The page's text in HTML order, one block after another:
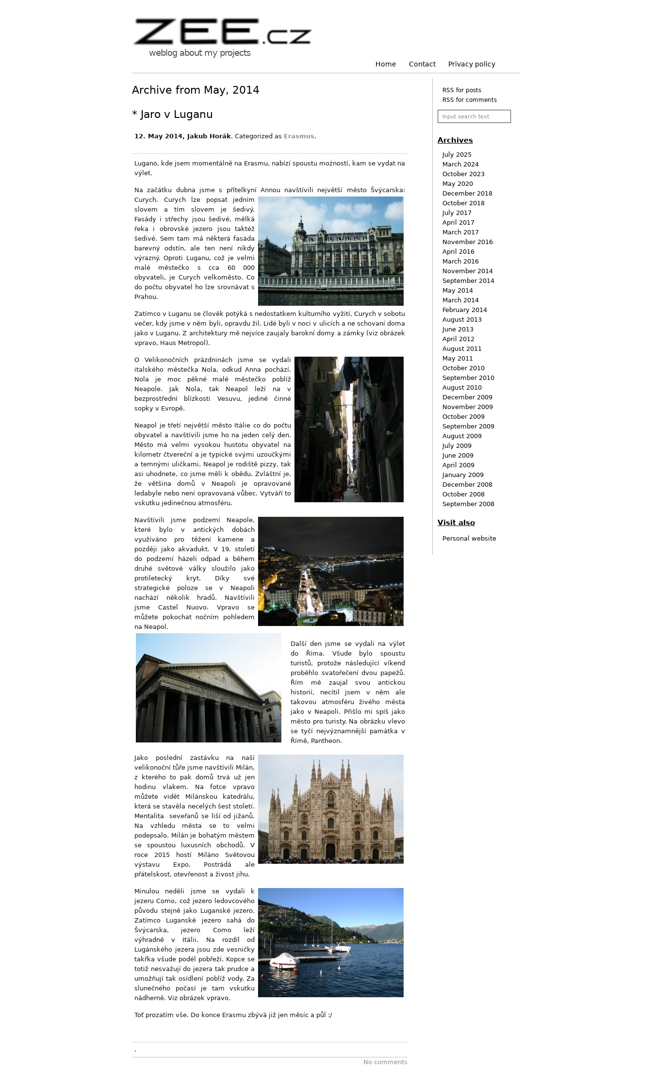
weblog about my projects
Privacy policy
Contact
Home
Archive from May, 2014
* Jaro v Luganu
12. May 2014, Jakub Horák. Categorized as Erasmus.
Lugano, kde jsem momentálně na Erasmu, nabízí spoustu możností, kam se vydat na
výlet.
Na začátku dubna jsme s přítelkyní Annou navštívili největší město Švýcarska:
Curych. Curych lze popsat jedním
slovem a tím slovem je šedivý.
Fasády i střechy jsou šedivé, mělká
řeka i obrovské jezero jsou taktéž
šedivé. Sem tam má některá fasáda
barevný odstín, ale ten není nikdy
výrazný. Oproti Luganu, což je velmi
malé městečko s cca 60 000
obyvateli, je Curych velkoměsto. Co
do počtu obyvatel ho lze srovnávat s
Prahou.
Zatímco v Luganu se člověk potýká s nedostatkem kulturního vyžití, Curych v sobotu
večer, kdy jsme v něm byli, opravdu žil. Lidé byli v noci v ulicích a ne schovaní doma
jako v Luganu. Z architektury mě nejvíce zaujaly barokní domy a zámky (viz obrázek
vpravo, Haus Metropol).
O Velikonočních prázdninách jsme se vydali
italského městečka Nola, odkud Anna pochází.
Nola je moc pěkné malé městečko poblíž
Neapole. Jak Nola, tak Neapol leží na v
bezprostřední blízkosti Vesuvu, jediné činné
sopky v Evropě.
Neapol je třetí největší město Itálie co do počtu
obyvatel a navštívili jsme ho na jeden celý den.
Město má velmi vysokou hustotu obyvatel na
kilometr čtvereční a je typické svými uzoučkými
a temnými uličkami. Neapol je rodiště pizzy, tak
asi uhodnete, co jsme měli k obědu. Zvláštní je,
že většina domů v Neapoli je opravované
ledabyle nebo není opravovaná vůbec. Vytváří to
vskutku jedinečnou atmosféru.
Navštívili jsme podzemí Neapole,
které bylo v antických dobách
využíváno pro těžení kamene a
později jako akvadukt. V 19. století
do podzemí házeli odpad a během
druhé světové války sloužilo jako
protiletecký kryt. Díky své
strategické poloze se v Neapoli
nachází několik hradů. Navštívili
jsme Castel Nuovo. Vpravo se
můžete pokochat nočním pohledem
na Neapol.
Další den jsme se vydali na výlet
do Říma. Všude bylo spoustu
turistů, protože následující víkend
proběhlo svatořečení dvou papežů.
Řím mě zaujal svou antickou
historií, necítil jsem v něm ale
takovou atmosféru živého města
jako v Neapoli. Přišlo mi spíš jako
město pro turisty. Na obrázku vlevo
se tyčí nejvýznamnější památka v
Římě, Pantheon.
Jako poslední zastávku na naší
velikonoční tůře jsme navštívili Milán,
z kterého to pak domů trvá už jen
hodinu vlakem. Na fotce vpravo
můžete vidět Milánskou katedrálu,
která se stavěla necelých šest století.
Mentalita seveřanů se liší od jižanů.
Na vzhledu města se to velmi
podepsalo. Milán je bohatým městem
se spoustou luxusních obchodů. V
roce 2015 hostí Miláno Světovou
výstavu Expo. Postrádá ale
přátelskost, otevřenost a živost jihu.
Minulou neděli jsme se vydali k
jezeru Como, což jezero ledovcového
původu stejně jako Luganské jezero.
Zatímco Luganské jezero sahá do
Švýcarska, jezero Como leží
výhradně v Itálii. Na rozdíl od
Lugánského jezera jsou zde vesničky
takřka všude podél pobřeží. Kopce se
totiž nesvažují do jezera tak prudce a
umožňují tak osídlení poblíž vody. Za
slunečného počasí je tam vskutku
nádherně. Viz obrázek vpravo.
Toť prozatím vše. Do konce Erasmu zbývá již jen měsíc a půl :/
.
No comments
RSS for posts
RSS for comments
Archives
July 2025
March 2024
October 2023
May 2020
December 2018
October 2018
July 2017
April 2017
March 2017
November 2016
April 2016
March 2016
November 2014
September 2014
May 2014
March 2014
February 2014
August 2013
June 2013
April 2012
August 2011
May 2011
October 2010
September 2010
August 2010
December 2009
November 2009
October 2009
September 2009
August 2009
July 2009
June 2009
April 2009
January 2009
December 2008
October 2008
September 2008
Visit also
Personal website